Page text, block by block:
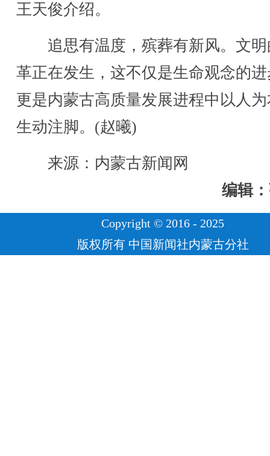
王天俊介绍。
追思有温度，殡葬有新风。文明
革正在发生，这不仅是生命观念的
更是内蒙古高质量发展进程中以人
生动注脚。(赵曦)
来源：内蒙古新闻网
编辑
Copyright © 2016 - 2025
版权所有 中国新闻社内蒙古分社